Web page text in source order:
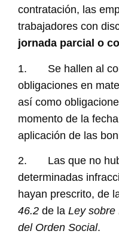
contratación, las
trabajadores con
jornada parcial o
1. Se hallen al
obligaciones en
así como
momento de la
aplicación de las
2. Las que no
determinadas
hayan prescrito, de
46.2 de la Ley sobre
del Orden Social.